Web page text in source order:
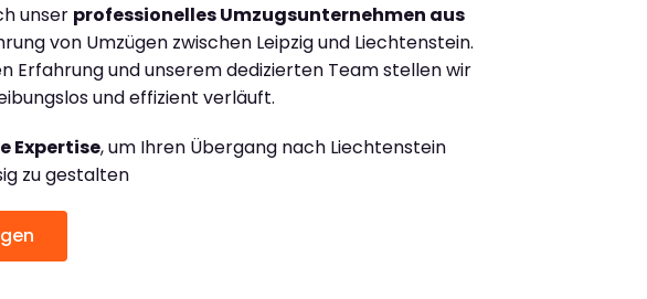
unser professionelles Umzugsunternehmen aus
von Umzügen zwischen Leipzig und Liechtenstein.
Erfahrung und unserem dedizierten Team stellen wir
und effizient verläuft.
Expertise, um Ihren Übergang nach Liechtenstein
zu gestalten